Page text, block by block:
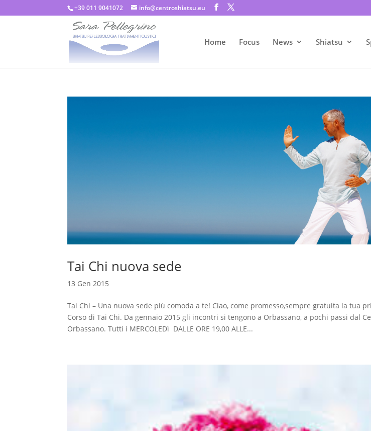
+39 011 9041072 info@centroshiatsu.eu
Home Focus News Shiatsu
Tai Chi nuova sede
13 Gen 2015
Tai Chi – Una nuova sede più comoda a te! Ciao, come promesso,sempre gratuita la tua
Corso di Tai Chi. Da gennaio 2015 gli incontri si tengono a Orbassano, a pochi passi dal
Orbassano. Tutti i MERCOLEDì DALLE ORE 19,00 ALLE...